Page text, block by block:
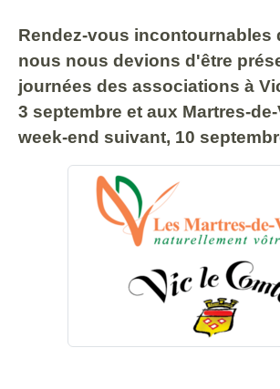
Rendez-vous incontournables
nous nous devions d'être
journées des associations à
3 septembre et aux Martres-
week-end suivant, 10